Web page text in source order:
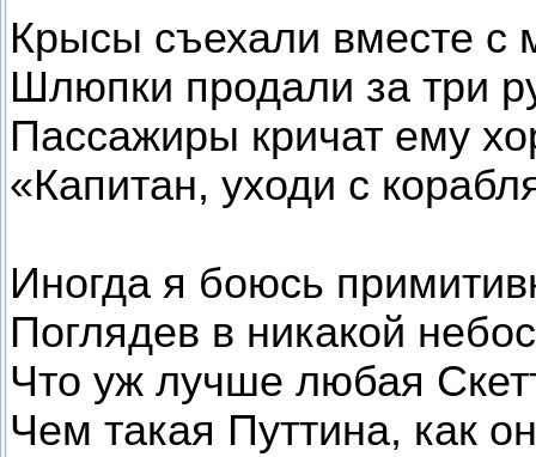
Крысы съехали вместе с
Шлюпки продали за три
Пассажиры кричат ему
«Капитан, уходи с
Иногда я боюсь
Поглядев в никакой
Что уж лучше любая
Чем такая Путтина, как